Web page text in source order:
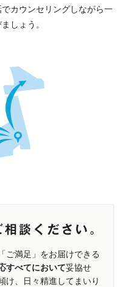
カウンセリングしながら一
しょう。
ご満足」をお届けできる
すべてにおいて妥協せ
け、日々精進してまいり